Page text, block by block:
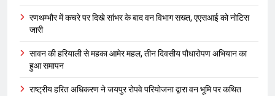
रणथम्भौर में कचरे पर दिखे सांभर के बाद वन विभाग सख्त, एएसआई को नोटिस
जारी
सावन की हरियाली से महका आमेर महल, तीन दिवसीय पौधारोपण अभियान का
हुआ समापन
राष्ट्रीय हरित अधिकरण ने जयपुर रोपवे परियोजना द्वारा वन भूमि पर कथित